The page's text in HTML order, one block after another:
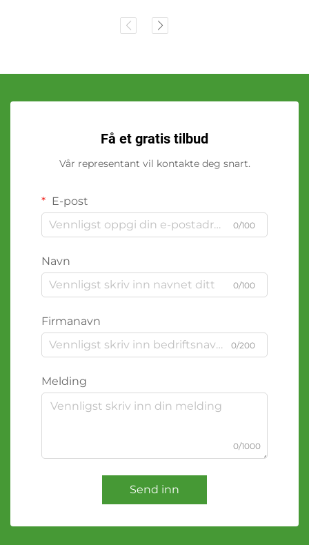
Få et gratis tilbud
Vår representant vil kontakte deg snart.
E-post
0/100
Navn
0/100
Firmanavn
0/200
Melding
0/1000
Send inn